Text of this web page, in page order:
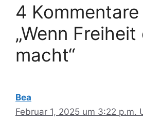
4 Kommentare
„Wenn Freiheit
macht“
Bea
Februar 1, 2025 um 3:22 p.m.